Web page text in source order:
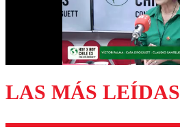
LAS MÁS LEÍDAS